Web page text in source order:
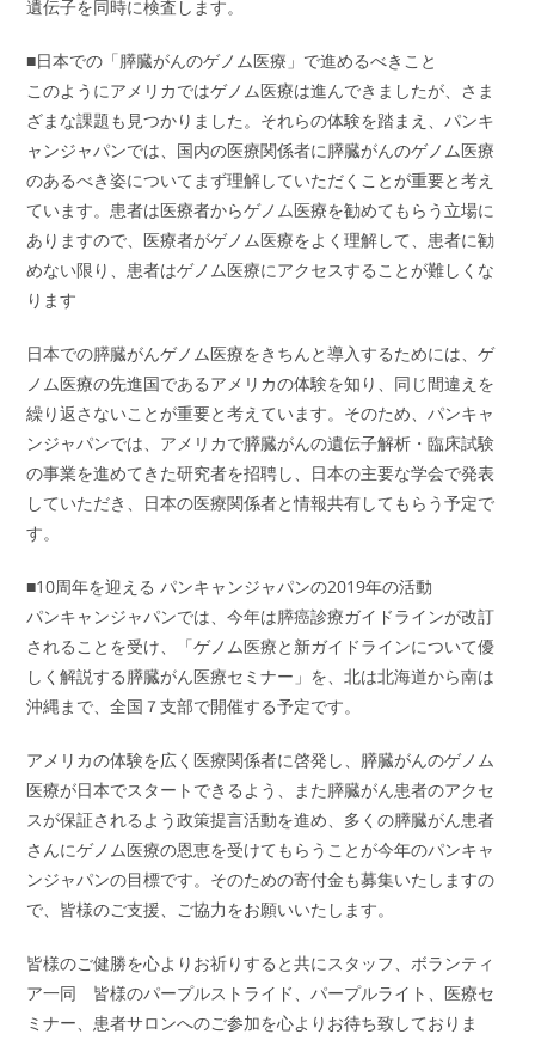
遺伝子を同時に検査します。
■日本での「膵臓がんのゲノム医療」で進めるべきこと
このようにアメリカではゲノム医療は進んできましたが、さま
ざまな課題も見つかりました。それらの体験を踏まえ、パンキ
ャンジャパンでは、国内の医療関係者に膵臓がんのゲノム医療
のあるべき姿についてまず理解していただくことが重要と考え
ています。患者は医療者からゲノム医療を勧めてもらう立場に
ありますので、医療者がゲノム医療をよく理解して、患者に勧
めない限り、患者はゲノム医療にアクセスすることが難しくな
ります
日本での膵臓がんゲノム医療をきちんと導入するためには、ゲ
ノム医療の先進国であるアメリカの体験を知り、同じ間違えを
繰り返さないことが重要と考えています。そのため、パンキャ
ンジャパンでは、アメリカで膵臓がんの遺伝子解析・臨床試験
の事業を進めてきた研究者を招聘し、日本の主要な学会で発表
していただき、日本の医療関係者と情報共有してもらう予定で
す。
■10周年を迎える パンキャンジャパンの2019年の活動
パンキャンジャパンでは、今年は膵癌診療ガイドラインが改訂
されることを受け、「ゲノム医療と新ガイドラインについて優
しく解説する膵臓がん医療セミナー」を、北は北海道から南は
沖縄まで、全国７支部で開催する予定です。
アメリカの体験を広く医療関係者に啓発し、膵臓がんのゲノム
医療が日本でスタートできるよう、また膵臓がん患者のアクセ
スが保証されるよう政策提言活動を進め、多くの膵臓がん患者
さんにゲノム医療の恩恵を受けてもらうことが今年のパンキャ
ンジャパンの目標です。そのための寄付金も募集いたしますの
で、皆様のご支援、ご協力をお願いいたします。
皆様のご健勝を心よりお祈りすると共にスタッフ、ボランティ
ア一同 皆様のパープルストライド、パープルライト、医療セ
ミナー、患者サロンへのご参加を心よりお待ち致しておりま